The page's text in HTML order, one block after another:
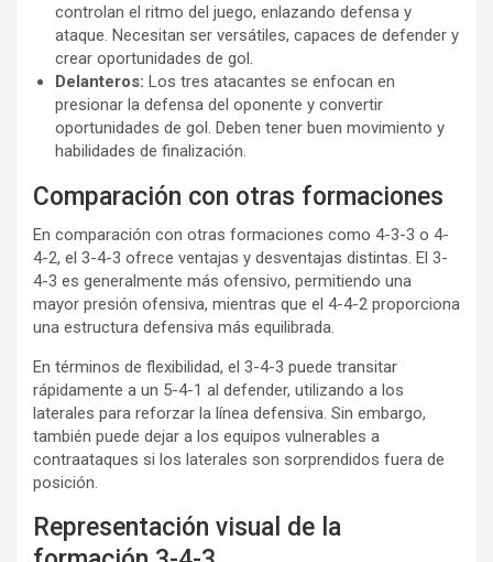
controlan el ritmo del juego, enlazando defensa y
ataque. Necesitan ser versátiles, capaces de defender y
crear oportunidades de gol.
Delanteros: Los tres atacantes se enfocan en
presionar la defensa del oponente y convertir
oportunidades de gol. Deben tener buen movimiento y
habilidades de finalización.
Comparación con otras formaciones
En comparación con otras formaciones como 4-3-3 o 4-
4-2, el 3-4-3 ofrece ventajas y desventajas distintas. El 3-
4-3 es generalmente más ofensivo, permitiendo una
mayor presión ofensiva, mientras que el 4-4-2 proporciona
una estructura defensiva más equilibrada.
En términos de flexibilidad, el 3-4-3 puede transitar
rápidamente a un 5-4-1 al defender, utilizando a los
laterales para reforzar la línea defensiva. Sin embargo,
también puede dejar a los equipos vulnerables a
contraataques si los laterales son sorprendidos fuera de
posición.
Representación visual de la